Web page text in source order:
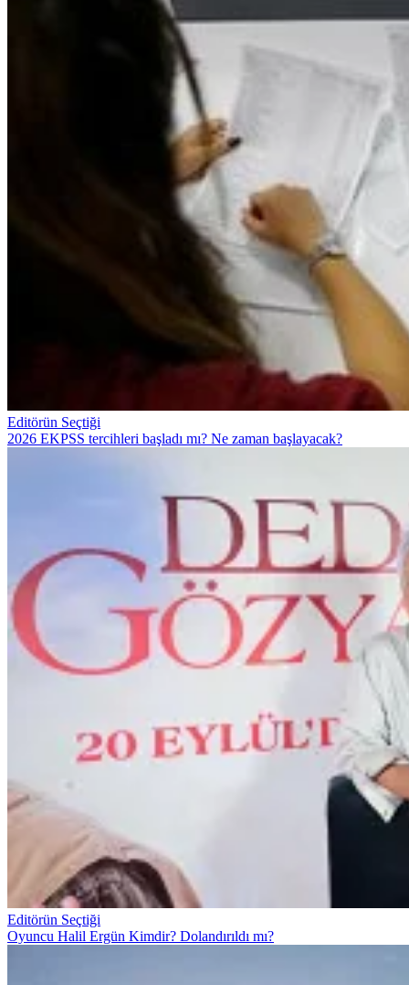
Editörün Seçtiği
2026 EKPSS tercihleri başladı mı? Ne zaman başlayacak?
Editörün Seçtiği
Oyuncu Halil Ergün Kimdir? Dolandırıldı mı?